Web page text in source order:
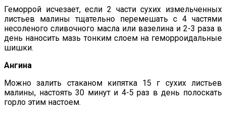
Геморрой исчезает, если 2 части сухих измельченных
листьев малины тщательно перемешать с 4 частями
несоленого сливочного масла или вазелина и 2-3 раза в
день наносить мазь тонким слоем на геморроидальные
шишки.
Ангина
Можно залить стаканом кипятка 15 г сухих листьев
малины, настоять 30 минут и 4-5 раз в день полоскать
горло этим настоем.